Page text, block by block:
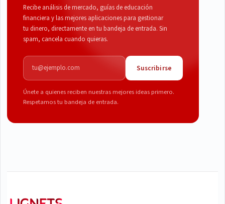
Recibe análisis de mercado, guías de educación
financiera y las mejores aplicaciones para gestionar
tu dinero, directamente en tu bandeja de entrada. Sin
spam, cancela cuando quieras.
Correo electrónico
Suscribirse
Únete a quienes reciben nuestras mejores ideas primero.
Respetamos tu bandeja de entrada.